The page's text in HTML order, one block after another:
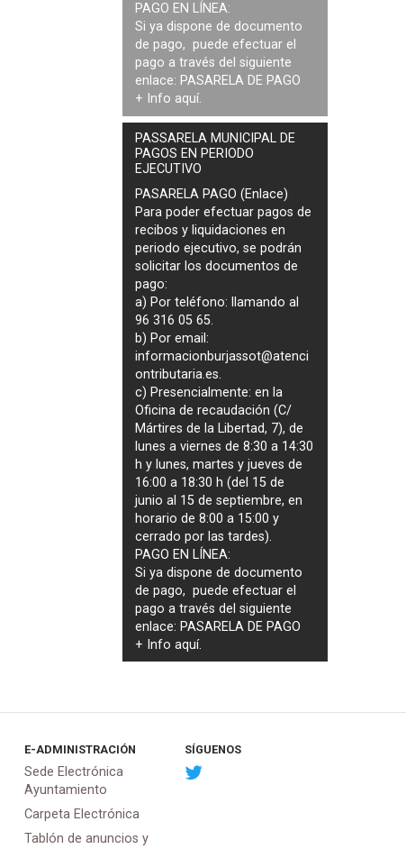
PAGO EN LÍNEA:
Si ya dispone de documento
de pago, puede efectuar el
pago a través del siguiente
enlace: PASARELA DE PAGO
+ Info aquí.
PASSARELA MUNICIPAL DE
PAGOS EN PERIODO
EJECUTIVO
PASARELA PAGO (Enlace)
Para poder efectuar pagos de
recibos y liquidaciones en
periodo ejecutivo, se podrán
solicitar los documentos de
pago:
a) Por teléfono: llamando al
96 316 05 65.
b) Por email:
informacionburjassot@atenci
ontributaria.es.
c) Presencialmente: en la
Oficina de recaudación (C/
Mártires de la Libertad, 7), de
lunes a viernes de 8:30 a 14:30
h y lunes, martes y jueves de
16:00 a 18:30 h (del 15 de
junio al 15 de septiembre, en
horario de 8:00 a 15:00 y
cerrado por las tardes).
PAGO EN LÍNEA:
Si ya dispone de documento
de pago, puede efectuar el
pago a través del siguiente
enlace: PASARELA DE PAGO
+ Infoaquí.
E-ADMINISTRACIÓN
Sede Electrónica
Ayuntamiento
Carpeta Electrónica
Tablón de anuncios y
SÍGUENOS